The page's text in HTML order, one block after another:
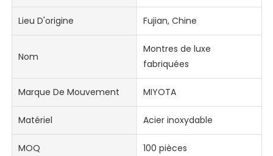
Lieu D'origine Fujian, Chine
Nom
Montres de luxe
fabriquées
Marque De Mouvement MIYOTA
Matériel Acier inoxydable
MOQ 100 pièces